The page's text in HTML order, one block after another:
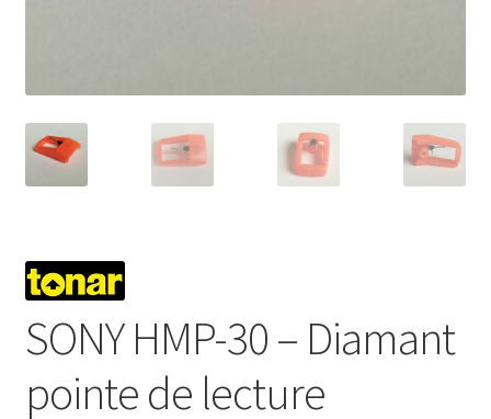
SONY HMP-30 – Diamant
pointe de lecture